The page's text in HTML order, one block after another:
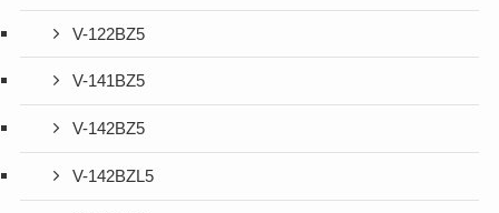
V-122BZ5
V-141BZ5
V-142BZ5
V-142BZL5